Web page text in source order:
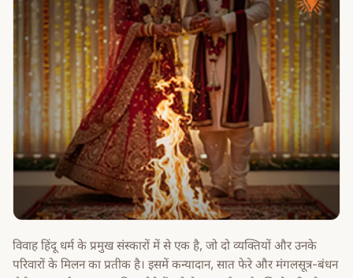
विवाह हिंदू धर्म के प्रमुख संस्कारों में से एक है, जो दो व्यक्तियों और उनके
परिवारों के मिलन का प्रतीक है। इसमें कन्यादान, सात फेरे और मंगलसूत्र-बंधन